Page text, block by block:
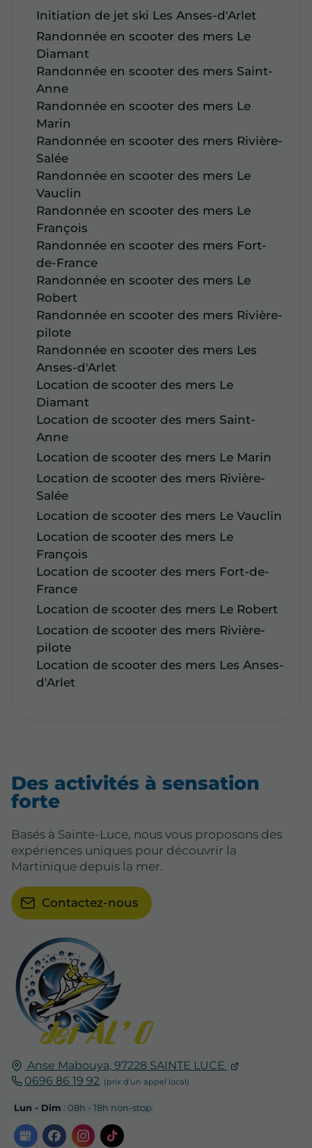
Initiation de jet ski Les Anses-d'Arlet
Randonnée en scooter des mers Le
Diamant
Randonnée en scooter des mers Saint-
Anne
Randonnée en scooter des mers Le
Marin
Randonnée en scooter des mers Rivière-
Salée
Randonnée en scooter des mers Le
Vauclin
Randonnée en scooter des mers Le
François
Randonnée en scooter des mers Fort-
de-France
Randonnée en scooter des mers Le
Robert
Randonnée en scooter des mers Rivière-
pilote
Randonnée en scooter des mers Les
Anses-d'Arlet
Location de scooter des mers Le
Diamant
Location de scooter des mers Saint-
Anne
Location de scooter des mers Le Marin
Location de scooter des mers Rivière-
Salée
Location de scooter des mers Le Vauclin
Location de scooter des mers Le
François
Location de scooter des mers Fort-de-
France
Location de scooter des mers Le Robert
Location de scooter des mers Rivière-
pilote
Location de scooter des mers Les Anses-
d'Arlet
Anse Mabouya, 97228 SAINTE LUCE
0696 86 19 92
Lun - Dim : 08h - 18h non-stop
Des activités à sensation
forte
Basés à Sainte-Luce, nous vous proposons des
expériences uniques pour découvrir la
Martinique depuis la mer.
Contactez-nous